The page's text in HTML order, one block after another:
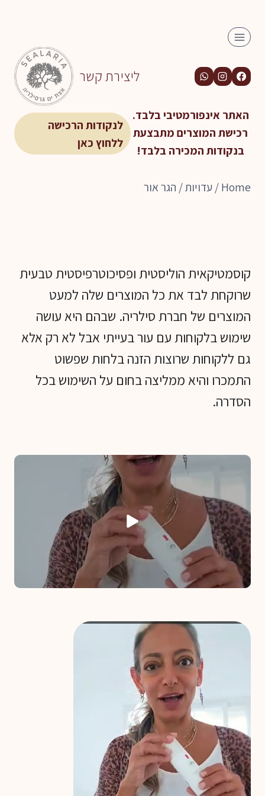
content
ליצירת קשר
האתר אינפורמטיבי בלבד.
רכישת המוצרים מתבצעת
בנקודות המכירה בלבד!
לנקודות הרכישה
ללחוץ כאן
Home
/עדויות/ הגר אור
קוסמטיקאית הוליסטית ופסיכוטרפיסטית טבעית
שרוקחת לבד את כל המוצרים שלה למעט
המוצרים של חברת סילריה. שבהם היא עושה
שימוש בלקוחות עם עור בעייתי אבל לא רק אלא
גם ללקוחות שרוצות הזנה בלחות שפשוט
התמכרו והיא ממליצה בחום על השימוש בכל
הסדרה.